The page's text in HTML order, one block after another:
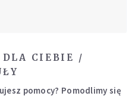
DLA CIEBIE /
pomocy? Pomodlimy się